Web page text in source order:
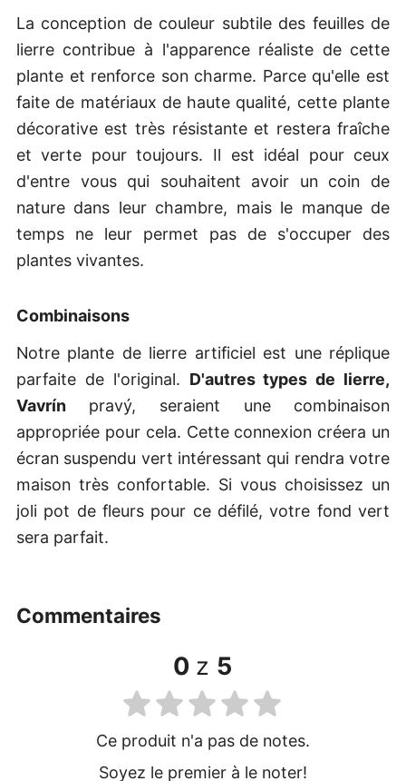
La conception de couleur subtile des feuilles de
lierre contribue à l'apparence réaliste de cette
plante et renforce son charme. Parce qu'elle est
faite de matériaux de haute qualité, cette plante
décorative est très résistante et restera fraîche
et verte pour toujours. Il est idéal pour ceux
d'entre vous qui souhaitent avoir un coin de
nature dans leur chambre, mais le manque de
temps ne leur permet pas de s'occuper des
plantes vivantes.
Combinaisons
Notre plante de lierre artificiel est une réplique
parfaite de l'original. D'autres types de lierre,
Vavrín pravý, seraient une combinaison
appropriée pour cela. Cette connexion créera un
écran suspendu vert intéressant qui rendra votre
maison très confortable. Si vous choisissez un
joli pot de fleurs pour ce défilé, votre fond vert
sera parfait.
commentaires
0 z 5
Ce produit n'a pas de notes.
Soyez le premier à le noter!